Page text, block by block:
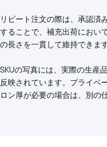
リピート注文の際は、承認済
することで、補充出荷におい
の長さを一貫して維持できます
SKUの写真には、実際の生産
反映されています。プライベ
ロン厚が必要の場合は、別の